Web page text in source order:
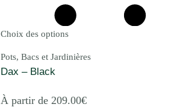
Choix des options
Pots, Bacs et Jardinières
Dax – Black
À partir de 209.00€